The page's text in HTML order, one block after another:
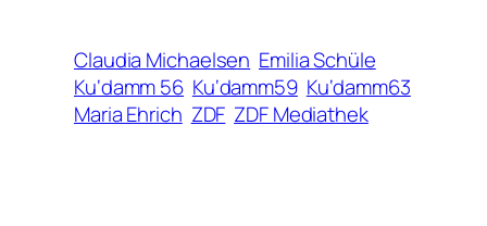
Claudia Michaelsen Emilia Schüle
Ku‘damm 56 Ku‘damm59 Ku‘damm63
Maria Ehrich ZDF ZDF Mediathek